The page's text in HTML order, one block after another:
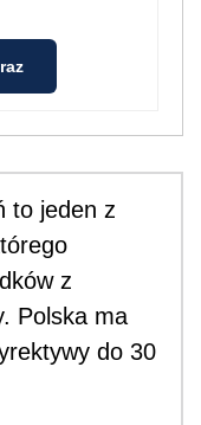
to jeden z
z
Polska ma
do 30